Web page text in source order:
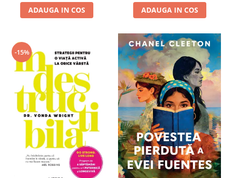
ADAUGA IN COS ADAUGA IN COS
-15%